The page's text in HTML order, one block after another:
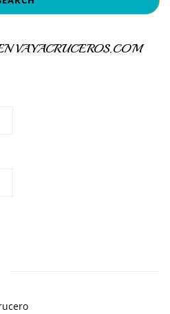
VAYACRUCEROS.COM